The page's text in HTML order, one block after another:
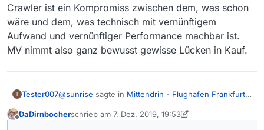
Crawler ist ein Kompromiss zwischen dem, was schon
wäre und dem, was technisch mit vernünftigem
Aufwand und vernünftiger Performance machbar ist.
MV nimmt also ganz bewusst gewisse Lücken in Kauf.
T Tester007@sunrise sagte in Mittendrin - Flughafen Frankfurt -
DaDirnbocherschrieb am 7. Dez. 2019, 19:53
zuletzt editiert von DaDirnbocher